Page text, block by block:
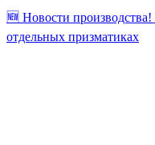
🆕 Новости
отдельных призматиках